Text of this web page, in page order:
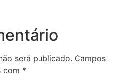
será publicado. Campos
com *